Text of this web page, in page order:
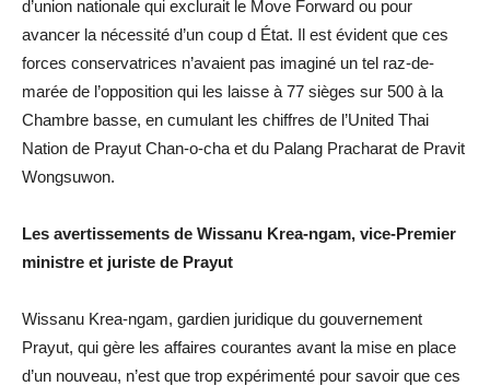
d’union nationale qui exclurait le Move Forward ou pour
avancer la nécessité d’un coup d État. Il est évident que ces
forces conservatrices n’avaient pas imaginé un tel raz-de-
marée de l’opposition qui les laisse à 77 sièges sur 500 à la
Chambre basse, en cumulant les chiffres de l’United Thai
Nation de Prayut Chan-o-cha et du Palang Pracharat de Pravit
Wongsuwon.
Les avertissements de Wissanu Krea-ngam, vice-Premier
ministre et juriste de Prayut
Wissanu Krea-ngam, gardien juridique du gouvernement
Prayut, qui gère les affaires courantes avant la mise en place
d’un nouveau, n’est que trop expérimenté pour savoir que ces